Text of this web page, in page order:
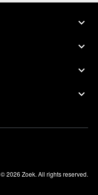
© 2026 Zoek. All rights reserved.